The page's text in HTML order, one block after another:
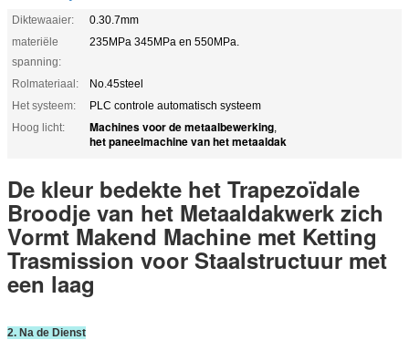
Diktewaaier:
0.30.7mm
materiële
spanning:
235MPa 345MPa en 550MPa.
Rolmateriaal:
No.45steel
Het systeem:
PLC controle automatisch systeem
Hoog licht:
Machines voor de metaalbewerking,
het paneelmachine van het metaaldak
De kleur bedekte het Trapezoïdale
Broodje van het Metaaldakwerk zich
Vormt Makend Machine met Ketting
Trasmission voor Staalstructuur met
een laag
2. Na de Dienst